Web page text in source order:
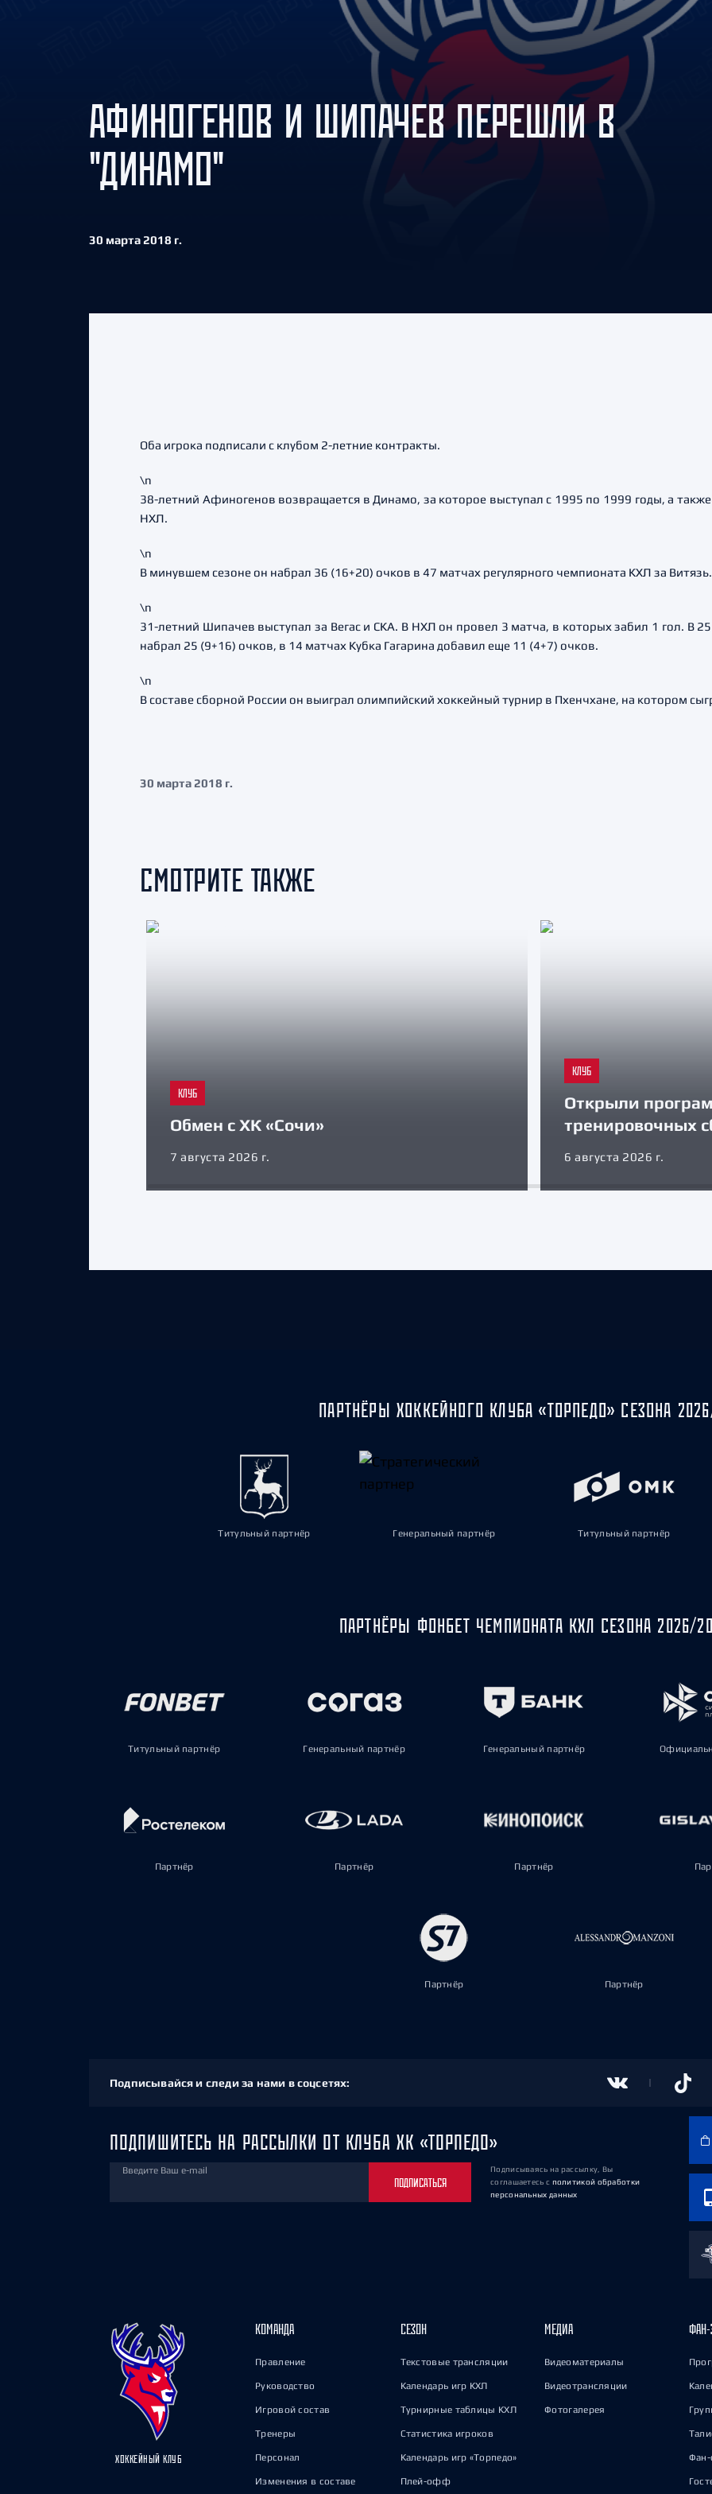
Амур
Барыс
Салават Юлаев
Сибирь
АФИНОГЕНОВ И ШИПАЧЕВ ПЕРЕШЛИ В
"ДИНАМО"
30 марта 2018 г.
Оба игрока подписали с клубом 2-летние контракты.
\n
38-летний Афиногенов возвращается в Динамо, за которое выступал с 1995 по 1999 годы, а
НХЛ.
\n
В минувшем сезоне он набрал 36 (16+20) очков в 47 матчах регулярного чемпионата КХЛ за Витязь.
\n
31-летний Шипачев выступал за Вегас и СКА. В НХЛ он провел 3 матча, в которых забил 1 гол. В
набрал 25 (9+16) очков, в 14 матчах Кубка Гагарина добавил еще 11 (4+7) очков.
\n
В составе сборной России он выиграл олимпийский хоккейный турнир в Пхенчхане, на котором
30 марта 2018 г.
СМОТРИТЕ ТАКЖЕ
КЛУБ
Обмен с ХК «Сочи»
7 августа 2026 г.
КЛУБ
Открыли
тренировочных
6 августа 2026 г.
ПАРТНЁРЫ ХОККЕЙНОГО КЛУБА «ТОРПЕДО» СЕЗОНА
Титульный партнёр Генеральный партнёр Титульный партнёр
ПАРТНЁРЫ ФОНБЕТ ЧЕМПИОНАТА КХЛ СЕЗОНА 2026/
Титульный партнёр Генеральный партнёр Генеральный партнёр
Партнёр Партнёр Партнёр
Партнёр Партнёр
Подписывайся и следи за нами в соцсетях:
ПОДПИШИТЕСЬ НА РАССЫЛКИ ОТ КЛУБА ХК «ТОРПЕДО»
Введите Ваш e-mail
ПОДПИСАТЬСЯ
Подписываясь на рассылку, Вы
соглашаетесь с политикой обработки
персональных данных
ХОККЕЙНЫЙ КЛУБ
КОМАНДА
Правление
Руководство
Игровой состав
Тренеры
Персонал
Изменения в составе
СЕЗОН
Текстовые трансляции
Календарь игр КХЛ
Турнирные таблицы КХЛ
Статистика игроков
Календарь игр «Торпедо»
Плей-офф
МЕДИА
Видеоматериалы
Видеотрансляции
Фотогалерея
ФАН-
Фан-